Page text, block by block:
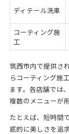
ディテール洗車
コーティング施
工
筑西市内で提供さ
らコーティング施
ます。各店舗では
複数のメニューが
たとえば、短時間
底的に美しさを追